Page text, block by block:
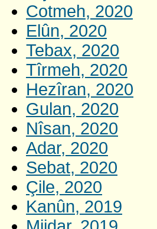
Cotmeh, 2020
Elûn, 2020
Tebax, 2020
Tîrmeh, 2020
Hezîran, 2020
Gulan, 2020
Nîsan, 2020
Adar, 2020
Sebat, 2020
Çile, 2020
Kanûn, 2019